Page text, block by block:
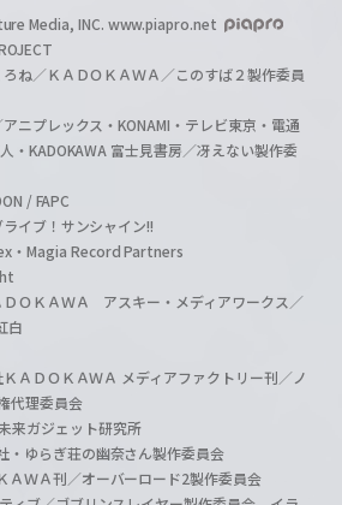
Media, INC. www.piapro.net
ね／ＫＡＤＯＫＡＷＡ／このすば２製作委員
ニプレックス・KONAMI・テレビ東京・電通
・KADOKAWA 富士見書房／冴えない製作委
/ FAPC
イブ！サンシャイン!!
・Magia Record Partners
ＯＫＡＷＡ アスキー・メディアワークス／
白
ＡＤＯＫＡＷＡ メディアファクトリー刊／ノ
代理委員会
来ガジェット研究所
ゆらぎ荘の幽奈さん製作委員会
ＷＡ刊／オーバーロード2製作委員会